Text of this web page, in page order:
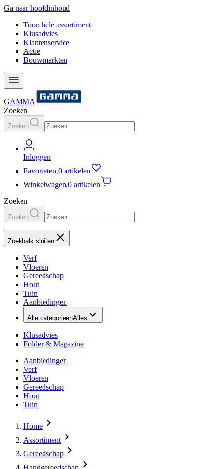
Ga naar hoofdinhoud
Toon hele assortiment
Klusadvies
Klantenservice
Actie
Bouwmarkten
GAMMA
Zoeken
Zoeken
Inloggen
Favorieten,0 artikelen
Winkelwagen,0 artikelen
Zoeken
Zoeken
Zoekbalk sluiten
Verf
Vloeren
Gereedschap
Hout
Tuin
Aanbiedingen
Alle categorieënAlles
Klusadvies
Folder & Magazine
Aanbiedingen
Verf
Vloeren
Gereedschap
Hout
Tuin
Home
Assortiment
Gereedschap
Handgereedschap